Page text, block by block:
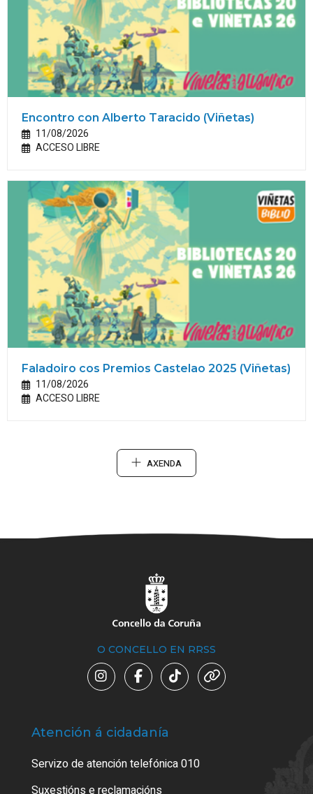
Encontro con Alberto Taracido (Viñetas)
11/08/2026
ACCESO LIBRE
Faladoiro cos Premios Castelao 2025 (Viñetas)
11/08/2026
ACCESO LIBRE
AXENDA
O CONCELLO EN RRSS
Atención á cidadanía
Servizo de atención telefónica 010
Suxestións e reclamacións